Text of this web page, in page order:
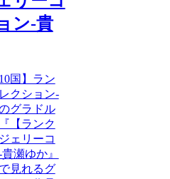
ン-貴
国】ラン
クション-
グラドル
【ランク
ェリーコ
瀬ゆか』
見れるグ